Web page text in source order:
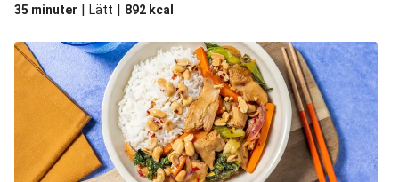
35 minuter | Lätt | 892 kcal